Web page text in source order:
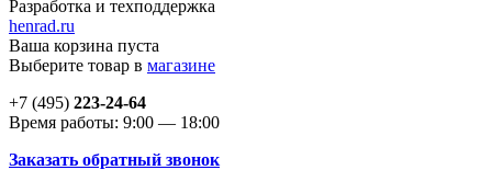
Разработка и техподдержка
henrad.ru
Ваша корзина пуста
Выберите товар в магазине
+7 (495) 223-24-64
Время работы: 9:00 — 18:00
Заказать обратный звонок